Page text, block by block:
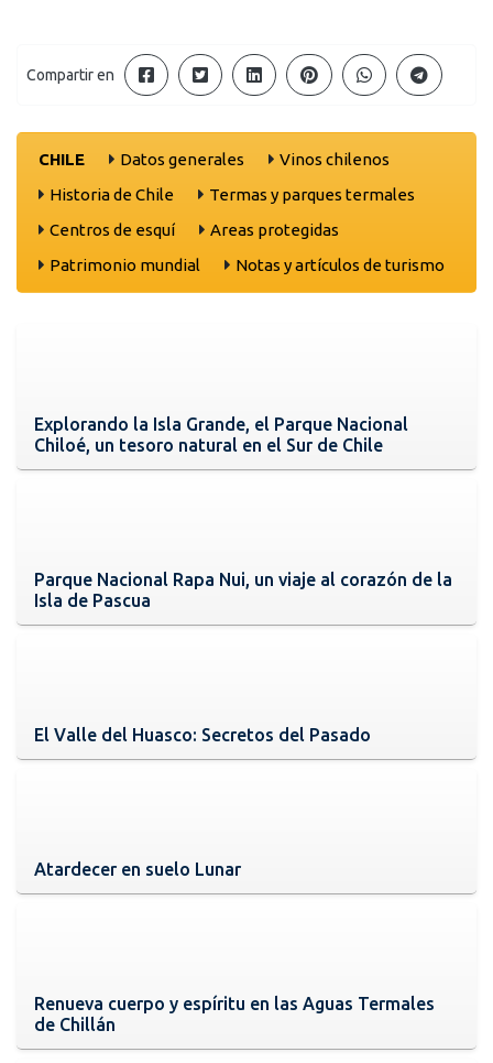
Compartir en
CHILE Datos generales
Vinos chilenos
Historia de Chile
Termas y parques termales
Centros de esquí
Areas protegidas
Patrimonio mundial
Notas y artículos de turismo
Explorando la Isla Grande, el Parque Nacional
Chiloé, un tesoro natural en el Sur de Chile
Parque Nacional Rapa Nui, un viaje al corazón de la
Isla de Pascua
El Valle del Huasco: Secretos del Pasado
Atardecer en suelo Lunar
Renueva cuerpo y espíritu en las Aguas Termales
de Chillán